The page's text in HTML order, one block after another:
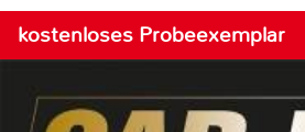
kostenloses Probeexemplar